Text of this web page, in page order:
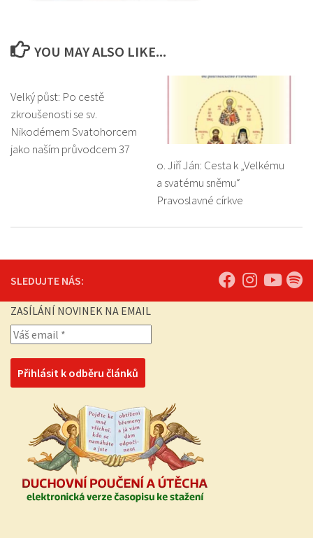
YOU MAY ALSO LIKE...
Velký půst: Po cestě
zkroušenosti se sv.
Nikodémem Svatohorcem
jako naším průvodcem 37
o. Jiří Ján: Cesta k „Velkému
a svatému sněmu“
Pravoslavné církve
SLEDUJTE NÁS:
ZASÍLÁNÍ NOVINEK NA EMAIL